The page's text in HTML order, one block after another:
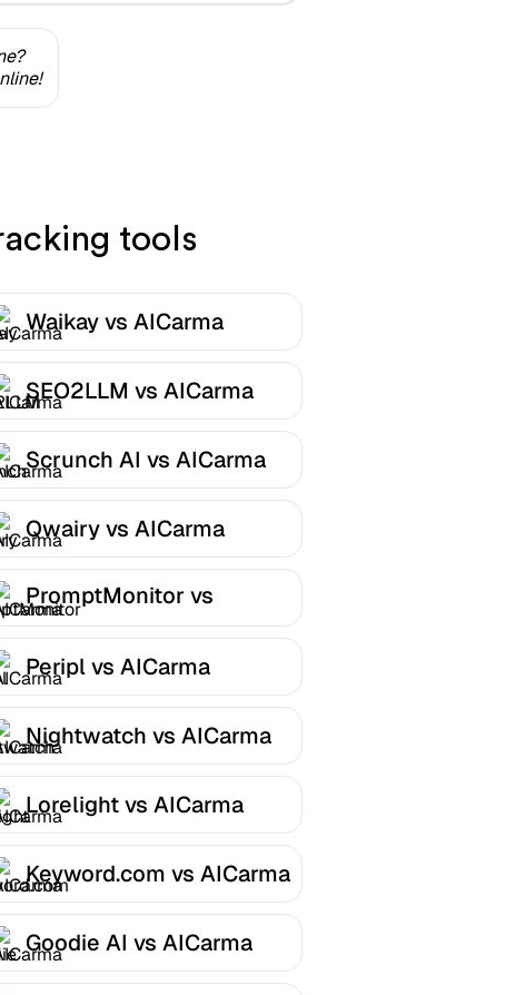
tools
Waikay vs AICarma
SEO2LLM vs AICarma
Scrunch AI vs AICarma
Qwairy vs AICarma
PromptMonitor vs
AICarma
Peripl vs AICarma
Nightwatch vs AICarma
Lorelight vs AICarma
Keyword.com vs AICarma
Goodie AI vs AICarma